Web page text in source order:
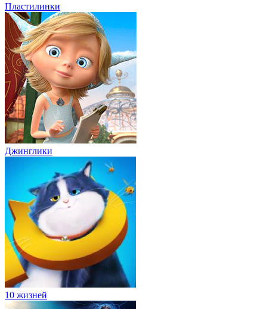
Пластилинки
Джинглики
10 жизней